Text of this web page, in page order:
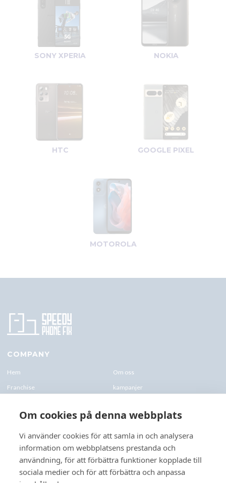
SONY XPERIA NOKIA
HTC GOOGLE PIXEL
MOTOROLA
COMPANY
Hem Om oss
Franchise kampanjer
Företagskund & Utbildning FAQs
CONTACTS
+46 070 0122 333
Företagsvägen 10, 227 61 Lund
Om cookies på denna webbplats
Vi använder cookies för att samla in och analysera
information om webbplatsens prestanda och
användning, för att förbättra funktioner kopplade till
sociala medier och för att förbättra och anpassa